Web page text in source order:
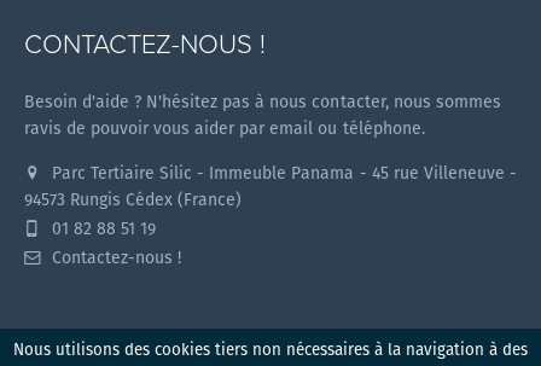
Nous utilisons des cookies tiers non nécessaires à la navigation à des
CONTACTEZ-NOUS !
Besoin d'aide ? N'hésitez pas à nous contacter, nous sommes
ravis de pouvoir vous aider par email ou téléphone.
Parc Tertiaire Silic - Immeuble Panama - 45 rue Villeneuve -
94573 Rungis Cédex (France)
01 82 88 51 19
Contactez-nous !